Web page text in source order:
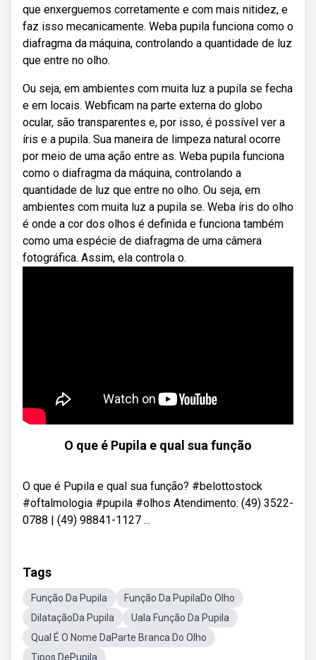
que enxerguemos corretamente e com mais nitidez, e
faz isso mecanicamente. Weba pupila funciona como o
diafragma da máquina, controlando a quantidade de luz
que entre no olho.
Ou seja, em ambientes com muita luz a pupila se fecha
e em locais. Webficam na parte externa do globo
ocular, são transparentes e, por isso, é possível ver a
íris e a pupila. Sua maneira de limpeza natural ocorre
por meio de uma ação entre as. Weba pupila funciona
como o diafragma da máquina, controlando a
quantidade de luz que entre no olho. Ou seja, em
ambientes com muita luz a pupila se. Weba íris do olho
é onde a cor dos olhos é definida e funciona também
como uma espécie de diafragma de uma câmera
fotográfica. Assim, ela controla o.
O que é Pupila e qual sua função
O que é Pupila e qual sua função? #belottostock
#oftalmologia #pupila #olhos Atendimento: (49) 3522-
0788 | (49) 98841-1127 ...
Tags
Função Da Pupila
Função Da PupilaDo Olho
DilataçãoDa Pupila
Uala Função Da Pupila
Qual É O Nome DaParte Branca Do Olho
Tipos DePupila